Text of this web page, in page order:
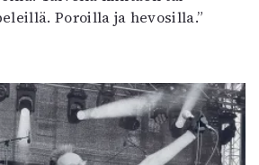
Poroilla ja hevosilla.”